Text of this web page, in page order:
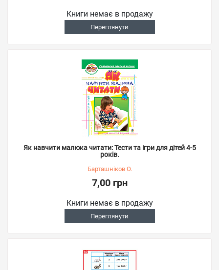
Книги немає в продажу
Переглянути
Як навчити малюка читати: Тести та ігри для дітей 4-5
років.
Барташніков О.
7,00 грн
Книги немає в продажу
Переглянути